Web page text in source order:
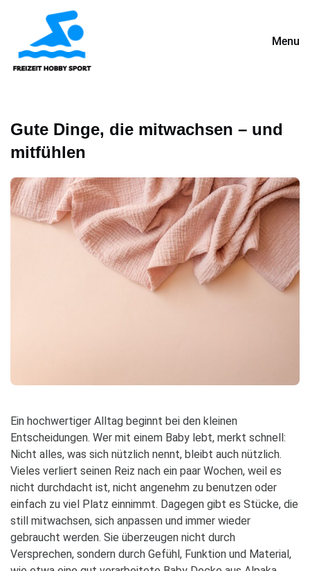
Menu
Gute Dinge, die mitwachsen – und
mitfühlen
Ein hochwertiger Alltag beginnt bei den kleinen
Entscheidungen. Wer mit einem Baby lebt, merkt schnell:
Nicht alles, was sich nützlich nennt, bleibt auch nützlich.
Vieles verliert seinen Reiz nach ein paar Wochen, weil es
nicht durchdacht ist, nicht angenehm zu benutzen oder
einfach zu viel Platz einnimmt. Dagegen gibt es Stücke, die
still mitwachsen, sich anpassen und immer wieder
gebraucht werden. Sie überzeugen nicht durch
Versprechen, sondern durch Gefühl, Funktion und Material,